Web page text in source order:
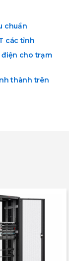
chuẩn
các tỉnh
điện cho trạm
thành trên